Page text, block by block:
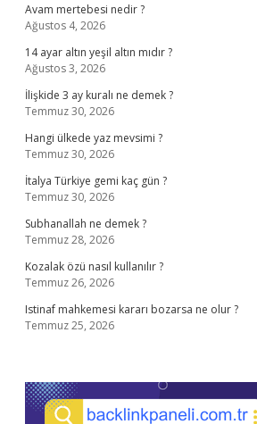
Avam mertebesi nedir ?
Ağustos 4, 2026
14 ayar altın yeşil altın mıdır ?
Ağustos 3, 2026
İlişkide 3 ay kuralı ne demek ?
Temmuz 30, 2026
Hangi ülkede yaz mevsimi ?
Temmuz 30, 2026
İtalya Türkiye gemi kaç gün ?
Temmuz 30, 2026
Subhanallah ne demek ?
Temmuz 28, 2026
Kozalak özü nasıl kullanılır ?
Temmuz 26, 2026
Istinaf mahkemesi kararı bozarsa ne olur ?
Temmuz 25, 2026